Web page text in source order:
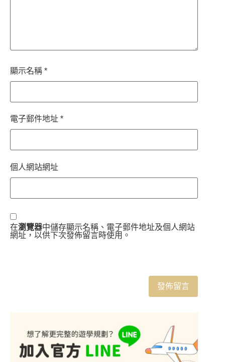
顯示名稱 *
電子郵件地址 *
個人網站網址
在瀏覽器中儲存顯示名稱、電子郵件地址及個人網站
網址，以供下次發佈留言時使用。